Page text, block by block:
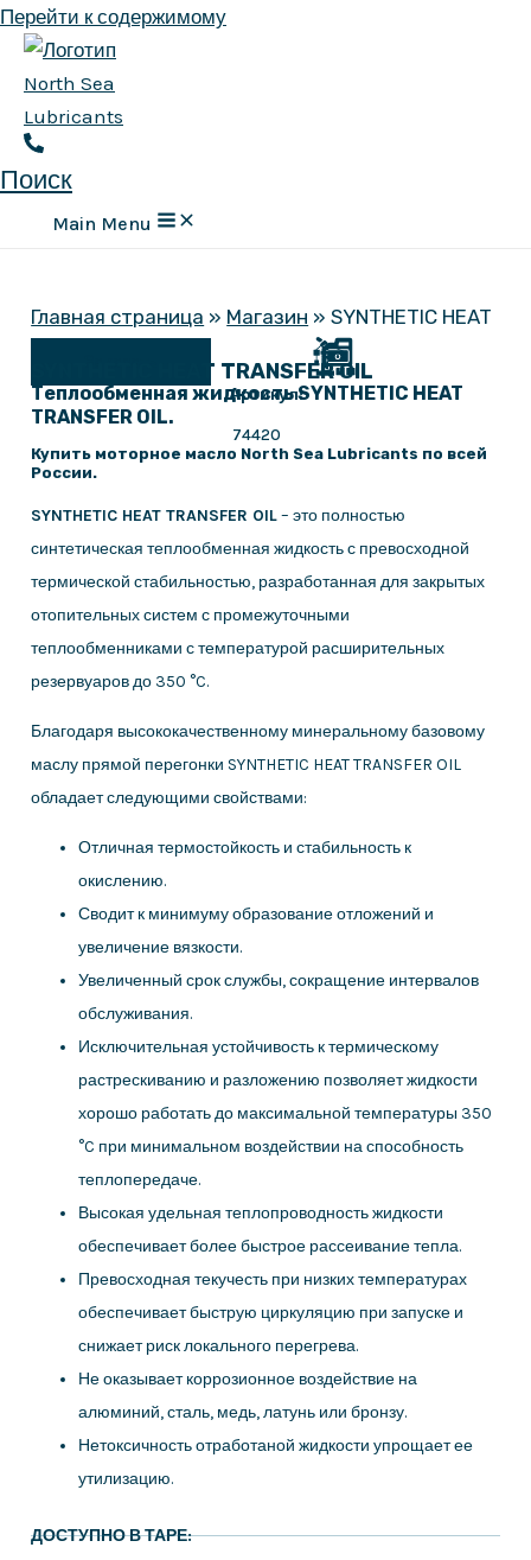
Перейти к содержимому
Поиск
Main Menu
Главная страница » Магазин »SYNTHETIC HEAT
Артикул:
74420
SYNTHETIC HEAT TRANSFER OIL
Теплообменная жидкость SYNTHETIC HEAT
TRANSFER OIL.
Купить моторное масло North Sea Lubricants по всей
России.
SYNTHETIC HEAT TRANSFER OIL– это полностью
синтетическая теплообменная жидкость с превосходной
термической стабильностью, разработанная для закрытых
отопительных систем с промежуточными
теплообменниками с температурой расширительных
резервуаров до 350 °C.
Благодаря высококачественному минеральному базовому
маслу прямой перегонки SYNTHETIC HEAT TRANSFER OIL
обладает следующими свойствами:
Отличная термостойкость и стабильность к
окислению.
Сводит к минимуму образование отложений и
увеличение вязкости.
Увеличенный срок службы, сокращение интервалов
обслуживания.
Исключительная устойчивость к термическому
растрескиванию и разложению позволяет жидкости
хорошо работать до максимальной температуры 350
°C при минимальном воздействии на способность
теплопередаче.
Высокая удельная теплопроводность жидкости
обеспечивает более быстрое рассеивание тепла.
Превосходная текучесть при низких температурах
обеспечивает быструю циркуляцию при запуске и
снижает риск локального перегрева.
Не оказывает коррозионное воздействие на
алюминий, сталь, медь, латунь или бронзу.
Нетоксичность отработаной жидкости упрощает ее
утилизацию.
ДОСТУПНО В ТАРЕ: